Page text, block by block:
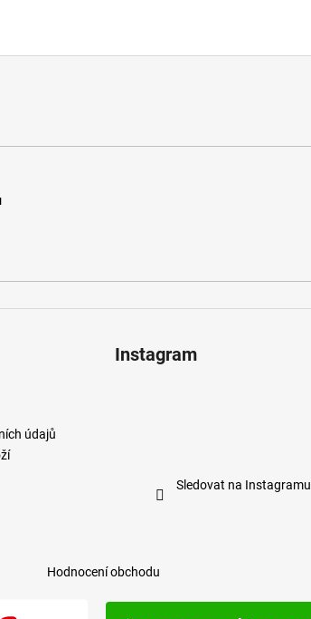
údajů
Instagram
Sledovat na Instagramu
Hodnocení obchodu